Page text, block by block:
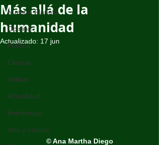
Nuestro Planeta
Opinión
Política
Ciencia
Videos
Actualidad
Entrevistas
Arte y cultura
Más allá de la
humanidad
Actualizado: 17 jun
© Ana Martha Diego